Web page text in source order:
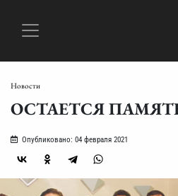
Новости
ОСТАЕТСЯ
Опубликовано: 04 февраля 2021